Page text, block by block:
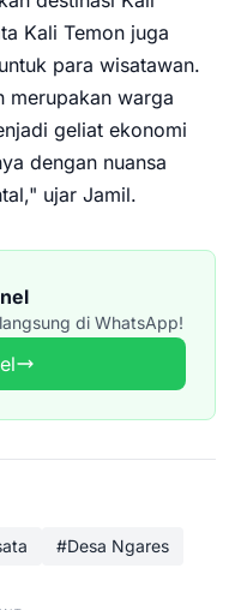
Kali Temon juga
para wisatawan.
merupakan warga
geliat ekonomi
dengan nuansa
ujar Jamil.
di WhatsApp!
#Desa Ngares